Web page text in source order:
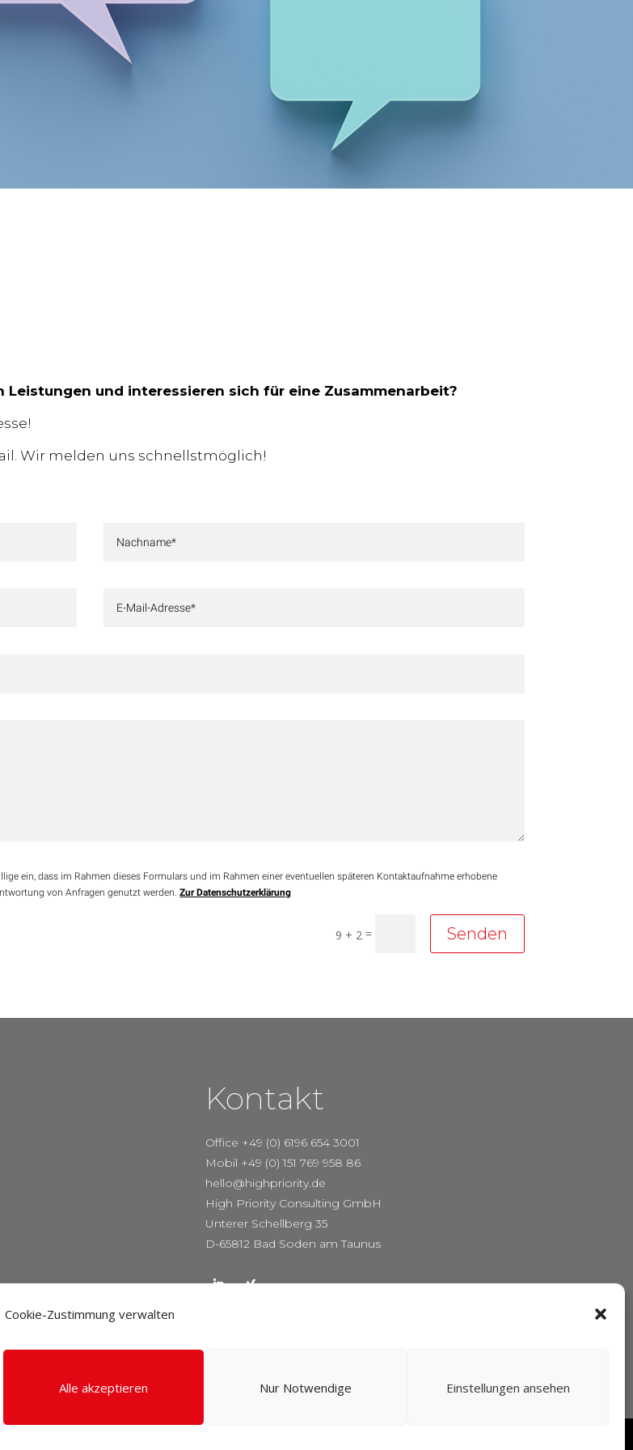
Cookie-Zustimmung verwalten
Alle akzeptieren Nur Notwendige Einstellungen ansehen
Leistungen und interessieren sich für eine Zusammenarbeit?
Wir melden uns schnellstmöglich!
ein, dass im Rahmen dieses Formulars und im Rahmen einer eventuellen späteren Kontaktaufnahme erhobene
von Anfragen genutzt werden.Zur Datenschutzerklärung
9 + 2 = Senden
Kontakt
Office +49 (0) 6196 654 3001
Mobil +49 (0) 151 769 958 86
hello@highpriority.de
High Priority Consulting GmbH
Unterer Schellberg 35
D-65812 Bad Soden am Taunus